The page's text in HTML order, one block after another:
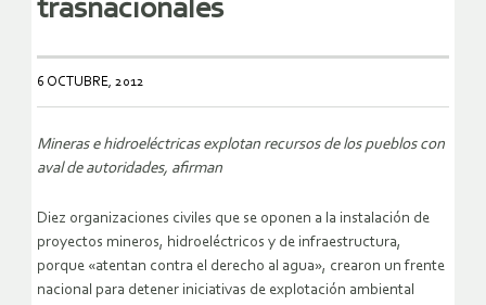
trasnacionales
6 OCTUBRE, 2012
Mineras e hidroeléctricas explotan recursos de los pueblos con
aval de autoridades, afirman
Diez organizaciones civiles que se oponen a la instalación de
proyectos mineros, hidroeléctricos y de infraestructura,
porque «atentan contra el derecho al agua», crearon un frente
nacional para detener iniciativas de explotación ambiental